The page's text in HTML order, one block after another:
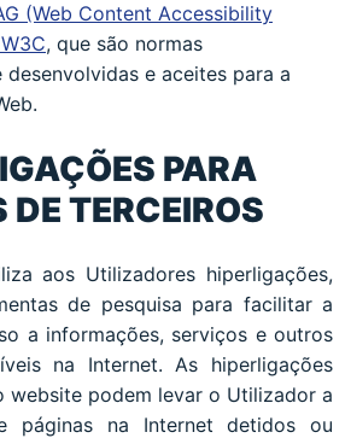
(Web Content Accessibility
, que são normas
desenvolvidas e aceites para a
PARA
TERCEIROS
aos Utilizadores hiperligações,
de pesquisa para facilitar a
a informações, serviços e outros
na Internet. As hiperligações
website podem levar o Utilizador a
páginas na Internet detidos ou